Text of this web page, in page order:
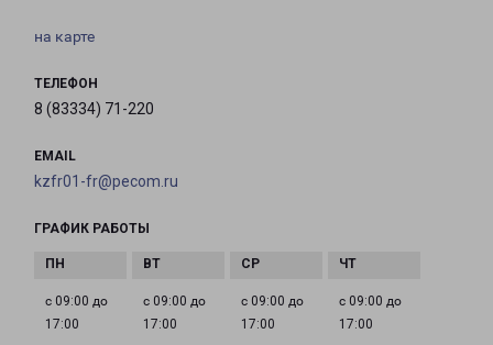
на карте
ТЕЛЕФОН
8 (83334) 71-220
EMAIL
kzfr01-fr@pecom.ru
ГРАФИК РАБОТЫ
с 09:00 до
17:00
с 09:00 до
17:00
с 09:00 до
17:00
с 09:00 до
17:00